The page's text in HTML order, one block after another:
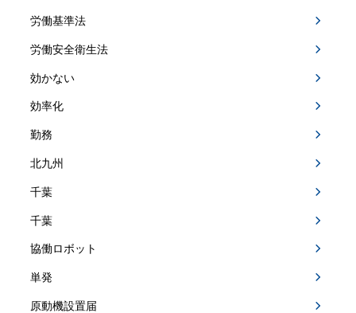
労働基準法
労働安全衛生法
効かない
効率化
勤務
北九州
千葉
千葉
協働ロボット
単発
原動機設置届